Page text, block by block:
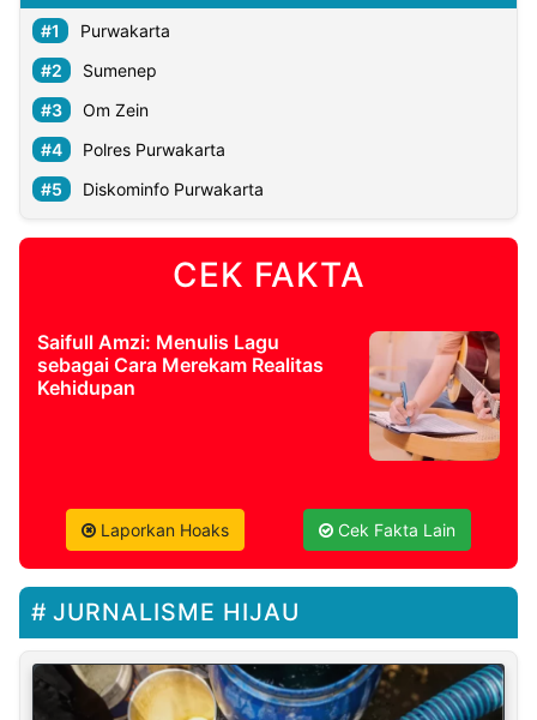
Purwakarta
Sumenep
Om Zein
Polres Purwakarta
Diskominfo Purwakarta
CEK FAKTA
Saifull Amzi: Menulis Lagu
sebagai Cara Merekam Realitas
Kehidupan
Laporkan Hoaks Cek Fakta Lain
JURNALISME HIJAU